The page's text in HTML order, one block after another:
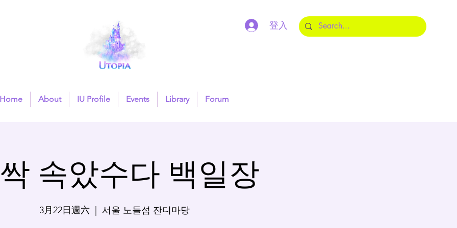
登入
Home About IU Profile Events Library Forum
속았수다 백일장
3月22日週六
  |
서울 노들섬 잔디마당